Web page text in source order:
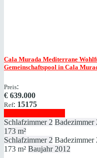
Cala Murada Mediterrane
Gemeinschaftspool in Cala
Preis:
€ 639.000
Ref: 15175
Schlafzimmer 2 Badezimmer
173 m²
Schlafzimmer 2 Badezimmer
173 m² Baujahr 2012